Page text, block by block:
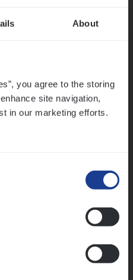
About
you agree to the storing
site navigation,
in our marketing efforts.
— Soci­al
in games én op het